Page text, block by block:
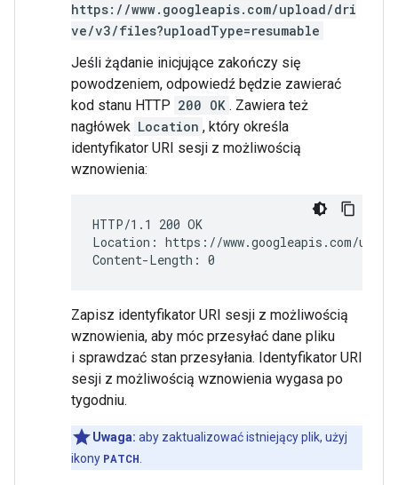
https://www.googleapis.com/upload/dri
ve/v3/files?uploadType=resumable
Jeśli żądanie inicjujące zakończy się
powodzeniem, odpowiedź będzie zawierać
kod stanu HTTP 200 OK . Zawiera też
nagłówek Location , który określa
identyfikator URI sesji z możliwością
wznowienia:
HTTP/1.1 200 OK
Location: https://www.googleapis.com/
Zapisz identyfikator URI sesji z możliwością
wznowienia, aby móc przesyłać dane pliku
i sprawdzać stan przesyłania. Identyfikator URI
sesji z możliwością wznowienia wygasa po
tygodniu.
Uwaga: aby zaktualizować istniejący plik, użyj
ikony PATCH